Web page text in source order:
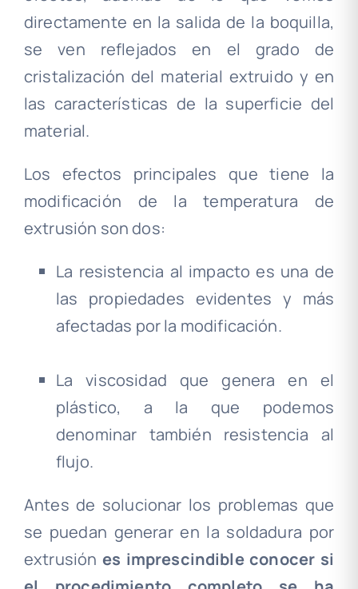
directamente en la salida de la boquilla,
se ven reflejados en el grado de
cristalización del material extruido y en
las características de la superficie del
material.
Los efectos principales que tiene la
modificación de la temperatura de
extrusión son dos:
La resistencia al impacto es una de
las propiedades evidentes y más
afectadas por la modificación.
La viscosidad que genera en el
plástico, a la que podemos
denominar también resistencia al
flujo.
Antes de solucionar los problemas que
se puedan generar en la soldadura por
extrusión es imprescindible conocer si